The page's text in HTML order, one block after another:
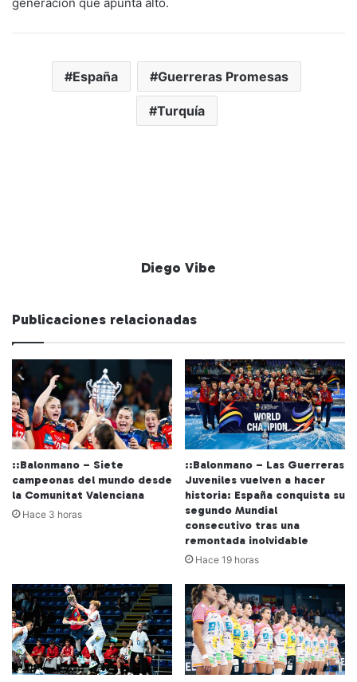
España Guerreras Promesas
Turquía
Diego Vibe
Publicaciones relacionadas
::Balonmano – Siete
campeonas del mundo desde
la Comunitat Valenciana
Hace 3 horas
::Balonmano – Las Guerreras
Juveniles vuelven a hacer
historia: España conquista su
segundo Mundial
consecutivo tras una
remontada inolvidable
Hace 19 horas